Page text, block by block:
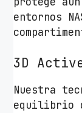
entornos
3D
Nuestra
equilibrio